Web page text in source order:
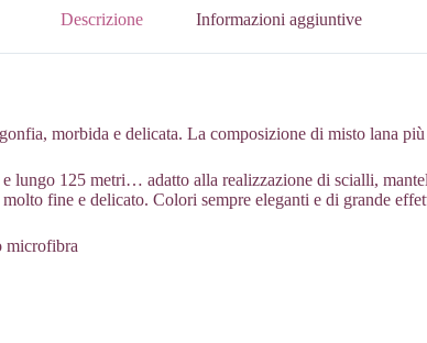
Descrizione Informazioni aggiuntive
morbida e delicata. La composizione di misto lana più
125 metri… adatto alla realizzazione di scialli,
fine e delicato. Colori sempre eleganti e di grande
microfibra